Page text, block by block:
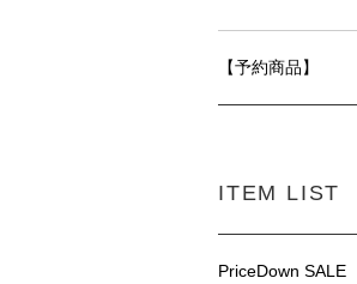
【予約商品】
ITEM LIST
PriceDown SALE